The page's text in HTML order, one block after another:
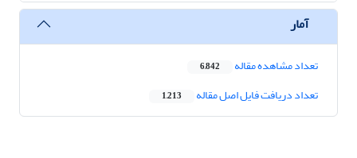
آمار
تعداد مشاهده مقاله 6,842
تعداد دریافت فایل اصل مقاله 1,213